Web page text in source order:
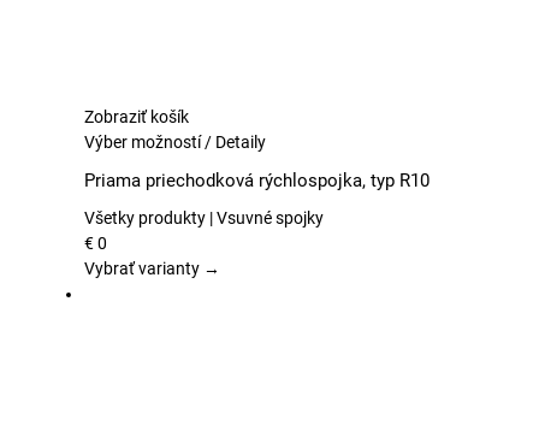
Zobraziť košík
Výber možností Tento
má
viacero
Možnosti
/Detaily
Priama priechodková rýchlospojka, typ R10
Všetky produkty | Vsuvné spojky
€0
Vybrať varianty →